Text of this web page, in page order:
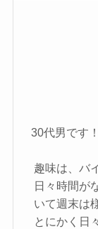
30代男です
趣味は、バ
日々時間が
いて週末は
とにかく日